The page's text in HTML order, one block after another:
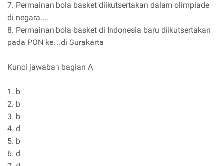
7. Permainan bola basket diikutsertakan dalam olimpiade
di negara....
8. Permainan bola basket di Indonesia baru diikutsertakan
pada PON ke....di Surakarta
Kunci jawaban bagian A
1. b
2. b
3. b
4. d
5. b
6. d